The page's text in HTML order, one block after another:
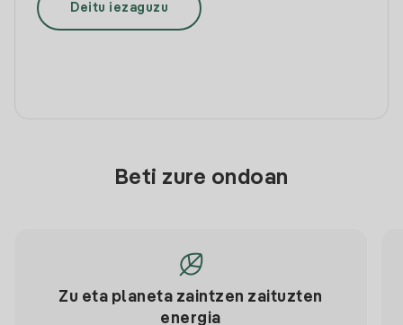
Deitu iezaguzu
Beti zure ondoan
Zu eta planeta zaintzen zaituzten
energia